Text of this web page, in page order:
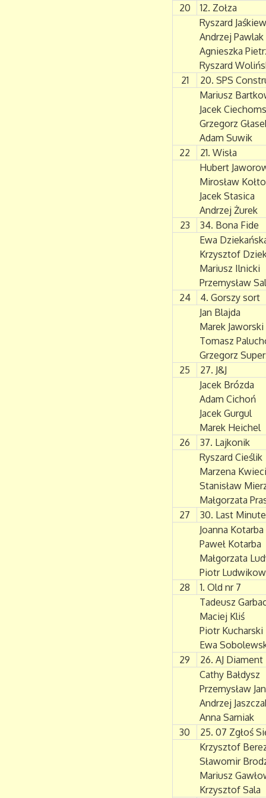
20
12. Zołza
Ryszard
Andrzej Pawlak
Agnieszka
Ryszard
21
20. SPS
Mariusz
Jacek
Grzegorz
Adam Suwik
22
21. Wisła
Hubert
Mirosław
Jacek Stasica
Andrzej Żurek
23
34. Bona Fide
Ewa
Krzysztof
Mariusz Ilnicki
Przemysław
24
4. Gorszy sort
Jan Blajda
Marek Jaworski
Tomasz
Grzegorz
25
27. J&J
Jacek Brózda
Adam Cichoń
Jacek Gurgul
Marek Heichel
26
37. Lajkonik
Ryszard Cieślik
Marzena
Stanisław
Małgorzata
27
30. Last
Joanna Kotarba
Paweł Kotarba
Małgorzata
Piotr
28
1. Old nr 7
Tadeusz
Maciej Kliś
Piotr Kucharski
Ewa
29
26. AJ Diament
Cathy Bałdysz
Przemysław
Andrzej
Anna Sarniak
30
25. 07 Zgłoś
Krzysztof
Sławomir
Mariusz
Krzysztof Sala